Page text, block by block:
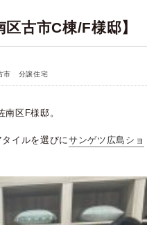
古市C棟/F様邸】
市 分譲住宅
区F様邸。
イルを選びにサンゲツ広島ショ